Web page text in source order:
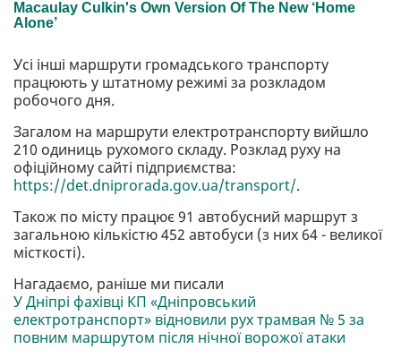
Усі інші маршрути громадського транспорту
працюють у штатному режимі за розкладом
робочого дня.
Загалом на маршрути електротранспорту вийшло
210 одиниць рухомого складу. Розклад руху на
офіційному сайті підприємства:
https://det.dniprorada.gov.ua/transport/.
Також по місту працює 91 автобусний маршрут з
загальною кількістю 452 автобуси (з них 64 - великої
місткості).
Нагадаємо, раніше ми писали
У Дніпрі фахівці КП «Дніпровський
електротранспорт» відновили рух трамвая № 5 за
повним маршрутом після нічної ворожої атаки